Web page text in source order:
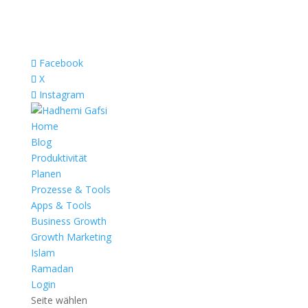
Facebook
X
Instagram
Home
Blog
Produktivität
Planen
Prozesse & Tools
Apps & Tools
Business Growth
Growth Marketing
Islam
Ramadan
Login
Seite wählen